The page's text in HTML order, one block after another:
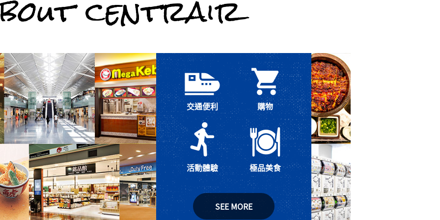
交通便利 購物
活動體驗 極品美食
SEE MORE